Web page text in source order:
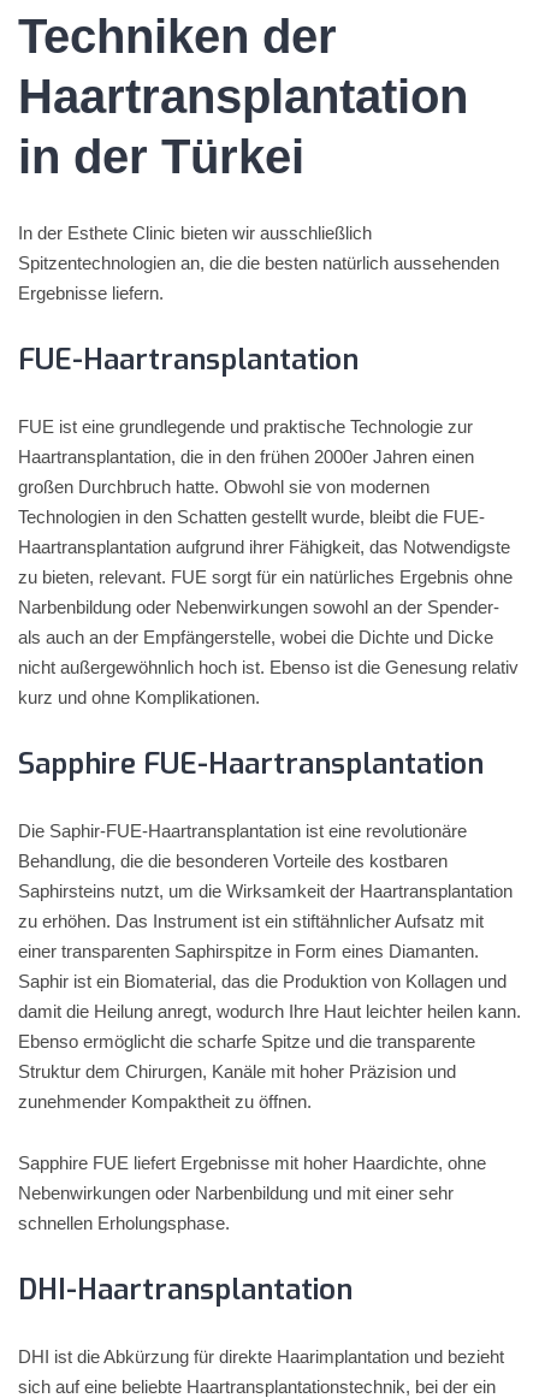
Techniken der
Haartransplantation
in der Türkei
In der Esthete Clinic bieten wir ausschließlich
Spitzentechnologien an, die die besten natürlich aussehenden
Ergebnisse liefern.
FUE-Haartransplantation
FUE ist eine grundlegende und praktische Technologie zur
Haartransplantation, die in den frühen 2000er Jahren einen
großen Durchbruch hatte. Obwohl sie von modernen
Technologien in den Schatten gestellt wurde, bleibt die FUE-
Haartransplantation aufgrund ihrer Fähigkeit, das Notwendigste
zu bieten, relevant. FUE sorgt für ein natürliches Ergebnis ohne
Narbenbildung oder Nebenwirkungen sowohl an der Spender-
als auch an der Empfängerstelle, wobei die Dichte und Dicke
nicht außergewöhnlich hoch ist. Ebenso ist die Genesung relativ
kurz und ohne Komplikationen.
Sapphire FUE-Haartransplantation
Die Saphir-FUE-Haartransplantation ist eine revolutionäre
Behandlung, die die besonderen Vorteile des kostbaren
Saphirsteins nutzt, um die Wirksamkeit der Haartransplantation
zu erhöhen. Das Instrument ist ein stiftähnlicher Aufsatz mit
einer transparenten Saphirspitze in Form eines Diamanten.
Saphir ist ein Biomaterial, das die Produktion von Kollagen und
damit die Heilung anregt, wodurch Ihre Haut leichter heilen kann.
Ebenso ermöglicht die scharfe Spitze und die transparente
Struktur dem Chirurgen, Kanäle mit hoher Präzision und
zunehmender Kompaktheit zu öffnen.
Sapphire FUE liefert Ergebnisse mit hoher Haardichte, ohne
Nebenwirkungen oder Narbenbildung und mit einer sehr
schnellen Erholungsphase.
DHI-Haartransplantation
DHI ist die Abkürzung für direkte Haarimplantation und bezieht
sich auf eine beliebte Haartransplantationstechnik, bei der ein